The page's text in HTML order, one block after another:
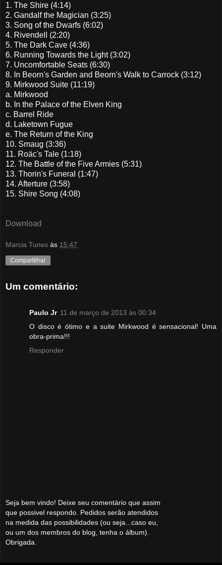
1. The Shire (4:14)
2. Gandalf the Magician (3:25)
3. Song of the Dwarfs (6:02)
4. Rivendell (2:20)
5. The Dark Cave (4:36)
6. Running Towards the Light (3:02)
7. Uncomfortable Seats (6:30)
8. In Beorn's Garden and Beorn's Walk to Carrock (3:12)
9. Mirkwood Suite (11:19)
a. Mirkwood
b. In the Palace of the Elven King
c. Barrel Ride
d. Laketown Fugue
e. The Return of the King
10. Smaug (3:36)
11. Roäc's Tale (1:18)
12. The Battle of the Five Armies (5:31)
13. Thorin's Funeral (1:47)
14. Afterture (3:58)
15. Shire Song (4:08)
Download
Marcia Tunes às 15:47
Compartilhar
Um comentário:
Paulo Jr 11 de março de 2013 às 00:34
O disco é ótimo e a suite Mirkwood é sensacional! Uma
obra-prima!!!
Responder
Seja bem vindo! Deixe seu comentário que assim
que possivel respondo. Pedidos serão atendidos
na medida das possibilidades (ou seja...caso eu,
ou um dos membros do blog, tenha o álbum).
Obrigada.